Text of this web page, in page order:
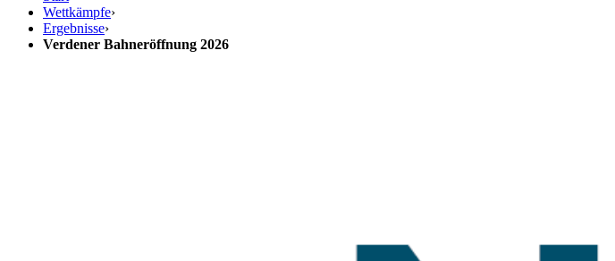
Wettkämpfe›
Ergebnisse›
Verdener Bahneröffnung 2026